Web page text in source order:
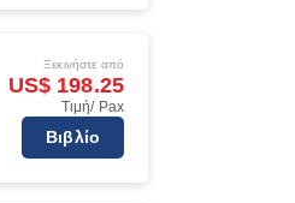
Ξεκινήστε από
US$ 198.25
Τιμή/ Pax
Βιβλίο